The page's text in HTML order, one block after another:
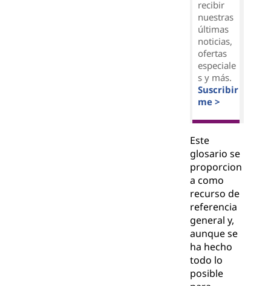
recibir
nuestras
últimas
noticias,
ofertas
especiale
s y más.
Suscribir
me >
Este
glosario se
proporcion
a como
recurso de
referencia
general y,
aunque se
ha hecho
todo lo
posible